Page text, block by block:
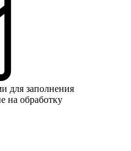
для заполнения
на обработку